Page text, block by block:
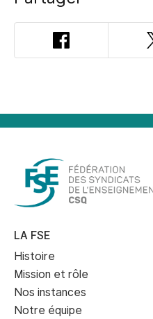
Facebook
LA FSE
Histoire
Mission et rôle
Nos instances
Notre équipe